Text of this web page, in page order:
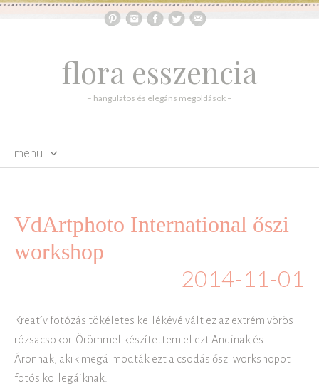
flora esszencia
– hangulatos és elegáns megoldások –
menu
VdArtphoto International őszi
workshop
2014-11-01
Kreatív fotózás tökéletes kellékévé vált ez az extrém vörös
rózsacsokor. Örömmel készítettem el ezt Andinak és
Áronnak, akik megálmodták ezt a csodás őszi workshopot
fotós kollegáiknak.